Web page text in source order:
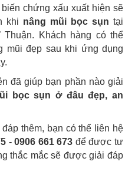
chứng xấu xuất hiện sẽ
khi nâng mũi bọc sụn tại
Khách hàng có thể
mũi đẹp sau khi ứng dụng
đã giúp bạn phần nào giải
bọc sụn ở đâu đẹp, an
thêm, bạn có thể liên hệ
- 0906 661 673 để được tư
thắc mắc sẽ được giải đáp